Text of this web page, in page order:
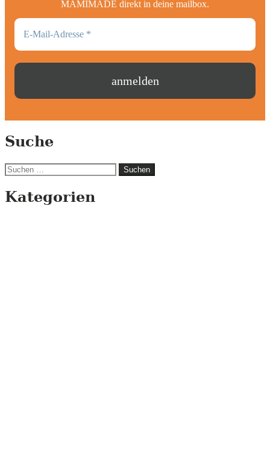
MAMIMADE direkt in deine mailbox.
Suche
Suchen
Kategorien